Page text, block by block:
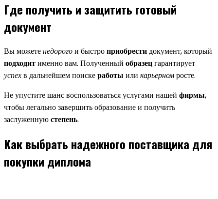
Где получить и защитить готовый
документ
Вы можетенедорогои быстроприобрестидокумент, который
подходитименно вам. Полученный образецгарантирует
успехв дальнейшем поискеработы или карьерномросте.
Не упустите шанс воспользоваться услугами нашей фирмы,
чтобы легально завершить образование и получить
заслуженнуюстепень.
Как выбрать надежного поставщика для
покупки диплома